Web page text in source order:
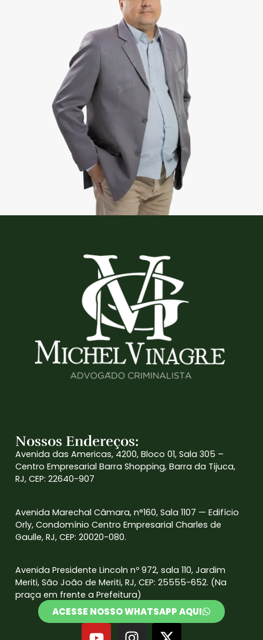
Nossos Endereços:
Avenida das Americas, 4200, Bloco 01, Sala 305 –
Centro Empresarial Barra Shopping, Barra da Tijuca,
RJ, CEP: 22640-907
Avenida Marechal Câmara, n°160, Sala 1107 — Edifício
Orly, Condomínio Centro Empresarial Charles de
Gaulle, RJ, CEP: 20020-080.
Avenida Presidente Lincoln nº 972, sala 110, Jardim
Meriti, São João de Meriti, RJ, CEP: 25555-652. (Na
praça em frente a Prefeitura)
ACESSE NOSSO WHATSAPP AQUI